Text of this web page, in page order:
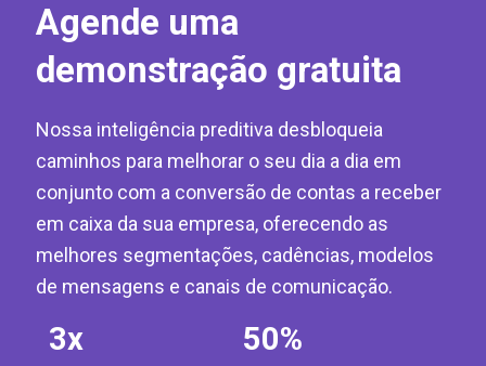
Agende uma
demonstração gratuita
Nossa inteligência preditiva desbloqueia
caminhos para melhorar o seu dia a dia em
conjunto com a conversão de contas a receber
em caixa da sua empresa, oferecendo as
melhores segmentações, cadências, modelos
de mensagens e canais de comunicação.
3x 50%